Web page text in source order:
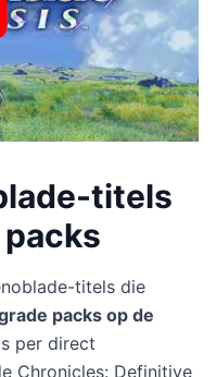
titels
titels die
packs op de
per direct
Chronicles: Definitive